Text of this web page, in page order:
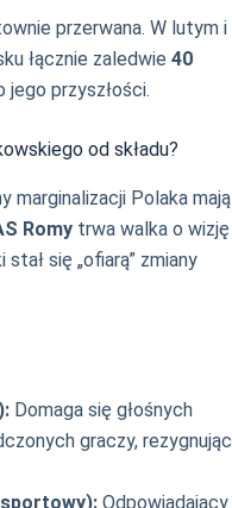
przerwana. W lutym i
łącznie zaledwie 40
jego przyszłości.
od składu?
marginalizacji Polaka mają
Romy trwa walka o wizję
się „ofiarą” zmiany
Domaga się głośnych
graczy, rezygnując
Odpowiadający